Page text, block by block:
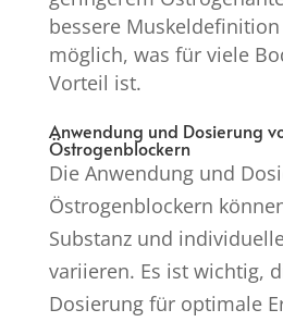
bessere
möglich, was für viele
Vorteil ist.
Anwendung und Dosierung
Östrogenblockern
Die Anwendung und
Östrogenblockern
Substanz und
variieren. Es ist wichtig,
Dosierung für optimale